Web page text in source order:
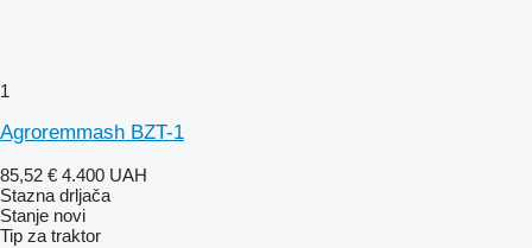
1
Agroremmash BZT-1
85,52 € 4.400 UAH
Stazna drljača
Stanje novi
Tip za traktor